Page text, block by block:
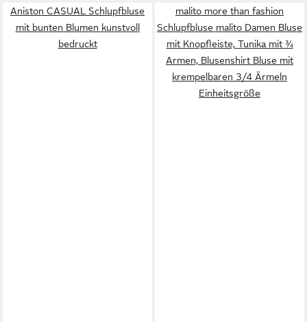
Aniston CASUAL Schlupfbluse
mit bunten Blumen kunstvoll
bedruckt
malito more than fashion
Schlupfbluse malito Damen Bluse
mit Knopfleiste, Tunika mit ¾
Armen, Blusenshirt Bluse mit
krempelbaren 3/4 Ärmeln
Einheitsgröße